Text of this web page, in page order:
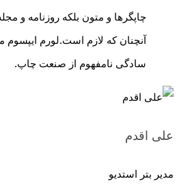
چاپگرها و متون بلکه روزنامه و
آنچنان که لازم است.لورم ایپسوم
سادگی نامفهوم از صنعت چاپ.
علی اقدم
مدیر بتر استدیو